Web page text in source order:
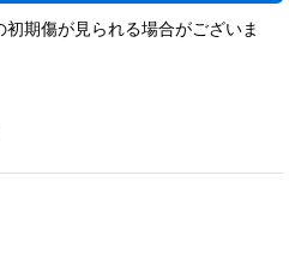
期傷が見られる場合がございま